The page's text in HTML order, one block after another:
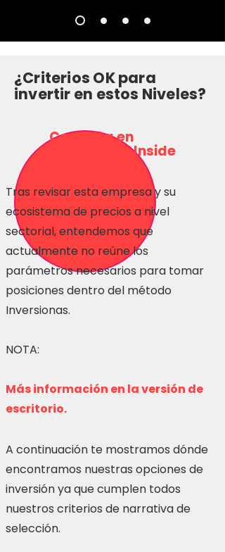
¿Criterios OK para
invertir en estos Niveles?
Consulta en
Inversionas Inside
Tras revisar esta empresa y su
ecosistema de precios a nivel
sectorial, entendemos que
actualmente no reúne los
parámetros necesarios para tomar
posiciones dentro del método
Inversionas.
NOTA:
Más información en la versión de
escritorio.
A continuación te mostramos dónde
encontramos nuestras opciones de
inversión ya que cumplen todos
nuestros criterios de narrativa de
selección.